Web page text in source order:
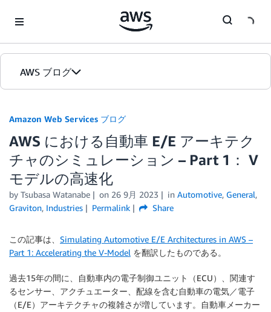
AWS ブログ
カテゴリ
エディション
Amazon Web Services ブログ
AWS における自動車 E/E アーキテク
チャのシミュレーション – Part 1： V
モデルの高速化
by Tsubasa Watanabe on 26 9月 2023 in Automotive, General,
Graviton, Industries Permalink Share
この記事は、 Simulating Automotive E/E Architectures in AWS –
Part 1: Accelerating the V-Model を翻訳したものである。
過去15年の間に、自動車内の電子制御ユニット（ECU）、関連す
るセンサー、アクチュエーター、配線を含む自動車の電気／電子
（E/E）アーキテクチャの複雑さが増しています。自動車メーカー